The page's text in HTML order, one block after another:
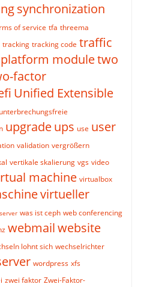
synchronization
of service tfa threema
tracking tracking code traffic
moduletwo
factor
Unified Extensible
unterbrechungsfreie
upgradeups use user
validation vergrößern
vertikale skalierung vgs video
machine virtualbox
virtueller
was ist ceph web conferencing
webmailwebsite
lohnt sich wechselrichter
wordpress xfs
zwei faktor Zwei-Faktor-